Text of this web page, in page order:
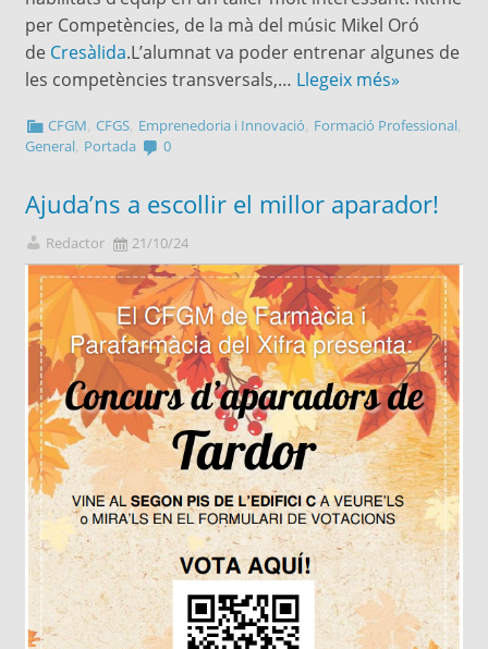
per Competències, de la mà del músic Mikel Oró
de Cresàlida.L’alumnat va poder entrenar algunes de
les competències transversals,… Llegeix més»
CFGM ,CFGS Emprenedoria i Innovació Formació Professional
General Portada 0
Ajuda’ns a escollir el millor aparador!
Redactor 21/10/24